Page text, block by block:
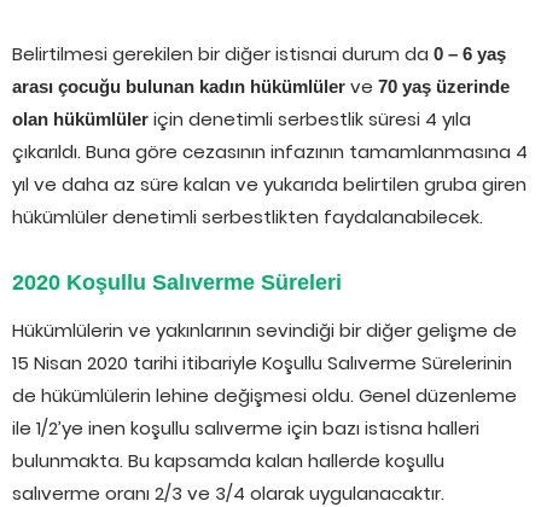
Belirtilmesi gerekilen bir diğer istisnai durum da 0 – 6 yaş
arası çocuğu bulunan kadın hükümlüler ve 70 yaş üzerinde
olan hükümlüler için denetimli serbestlik süresi 4 yıla
çıkarıldı. Buna göre cezasının infazının tamamlanmasına 4
yıl ve daha az süre kalan ve yukarıda belirtilen gruba giren
hükümlüler denetimli serbestlikten faydalanabilecek.
2020 Koşullu Salıverme Süreleri
Hükümlülerin ve yakınlarının sevindiği bir diğer gelişme de
15 Nisan 2020 tarihi itibariyle Koşullu Salıverme Sürelerinin
de hükümlülerin lehine değişmesi oldu. Genel düzenleme
ile 1/2’ye inen koşullu salıverme için bazı istisna halleri
bulunmakta. Bu kapsamda kalan hallerde koşullu
salıverme oranı 2/3 ve 3/4 olarak uygulanacaktır.